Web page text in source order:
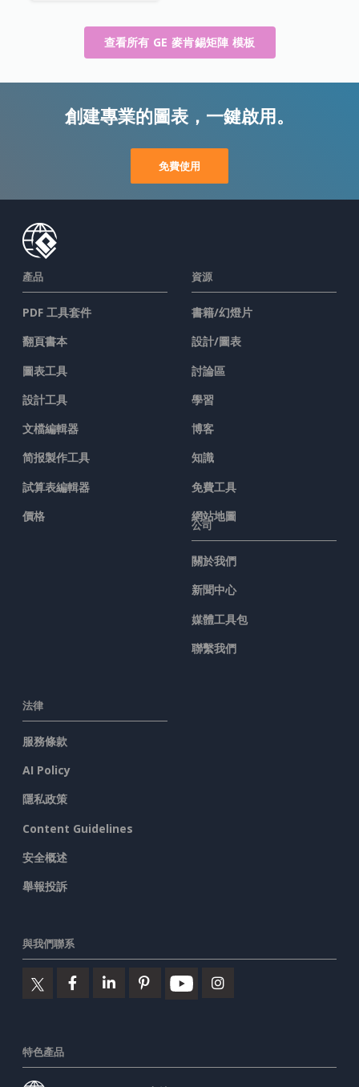
查看所有 GE 麥肯錫矩陣 模板
創建專業的圖表，一鍵啟用。
免費使用
產品
PDF 工具套件
翻頁書本
圖表工具
設計工具
文檔編輯器
简报製作工具
試算表編輯器
價格
資源
書籍/幻燈片
設計/圖表
討論區
學習
博客
知識
免費工具
網站地圖
公司
關於我們
新聞中心
媒體工具包
聯繫我們
法律
服務條款
AI Policy
隱私政策
Content Guidelines
安全概述
舉報投訴
與我們聯系
特色產品